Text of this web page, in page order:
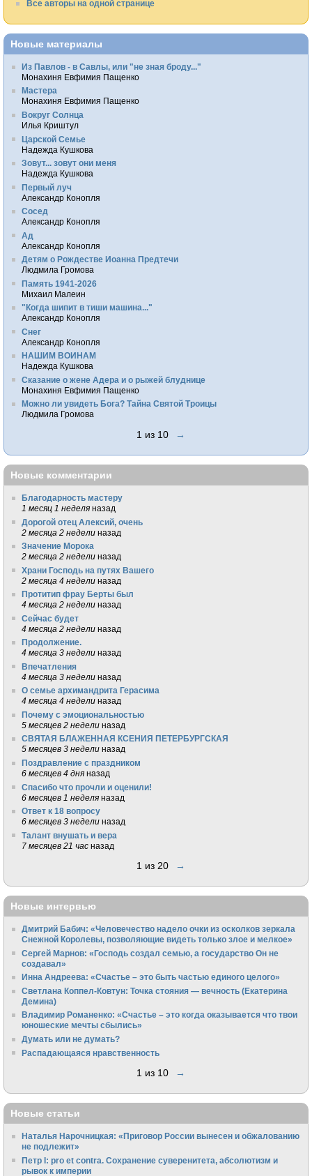
Все авторы на одной странице
Новые материалы
Из Павлов - в Савлы, или "не зная броду..."
Монахиня Евфимия Пащенко
Мастера
Монахиня Евфимия Пащенко
Вокруг Солнца
Илья Криштул
Царской Семье
Надежда Кушкова
Зовут... зовут они меня
Надежда Кушкова
Первый луч
Александр Конопля
Сосед
Александр Конопля
Ад
Александр Конопля
Детям о Рождестве Иоанна Предтечи
Людмила Громова
Память 1941-2026
Михаил Малеин
"Когда шипит в тиши машина..."
Александр Конопля
Снег
Александр Конопля
НАШИМ ВОИНАМ
Надежда Кушкова
Сказание о жене Адера и о рыжей блуднице
Монахиня Евфимия Пащенко
Можно ли увидеть Бога? Тайна Святой Троицы
Людмила Громова
1 из 10 →
Новые комментарии
Благодарность мастеру
1 месяц 1 неделя назад
Дорогой отец Алексий, очень
2 месяца 2 недели назад
Значение Морока
2 месяца 2 недели назад
Храни Господь на путях Вашего
2 месяца 4 недели назад
Протитип фрау Берты был
4 месяца 2 недели назад
Сейчас будет
4 месяца 2 недели назад
Продолжение.
4 месяца 3 недели назад
Впечатления
4 месяца 3 недели назад
О семье архимандрита Герасима
4 месяца 4 недели назад
Почему с эмоциональностью
5 месяцев 2 недели назад
СВЯТАЯ БЛАЖЕННАЯ КСЕНИЯ ПЕТЕРБУРГСКАЯ
5 месяцев 3 недели назад
Поздравление с праздником
6 месяцев 4 дня назад
Спасибо что прочли и оценили!
6 месяцев 1 неделя назад
Ответ к 18 вопросу
6 месяцев 3 недели назад
Талант внушать и вера
7 месяцев 21 час назад
1 из 20 →
Новые интервью
Дмитрий Бабич: «Человечество надело очки из осколков зеркала
Снежной Королевы, позволяющие видеть только злое и мелкое»
Сергей Марнов: «Господь создал семью, а государство Он не
создавал»
Инна Андреева: «Счастье – это быть частью единого целого»
Светлана Коппел-Ковтун: Точка стояния — вечность (Екатерина
Демина)
Владимир Романенко: «Счастье – это когда оказывается что твои
юношеские мечты сбылись»
Думать или не думать?
Распадающаяся нравственность
1 из 10 →
Новые статьи
Наталья Нарочницкая: «Приговор России вынесен и обжалованию
не подлежит»
Петр I: pro et contra. Сохранение суверенитета, абсолютизм и
рывок к империи